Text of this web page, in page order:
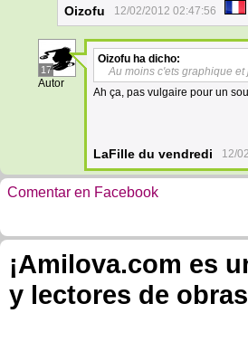
Oizofu 12/02/2012 02:47:56
17
Autor
Oizofu ha dicho:
Au moins c'ets graphique et
Ah ça, pas vulgaire pour un
LaFille du vendredi 12/
Comentar en Facebook
¡Amilova.com es
y lectores de